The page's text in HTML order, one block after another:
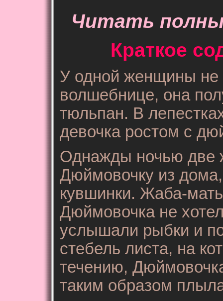
Читать
Краткое
У одной женщины
волшебнице, она
тюльпан. В
девочка ростом с
Однажды ночью две
Дюймовочку из
кувшинки. Жаба-
Дюймовочка не
услышали рыбки и
стебель листа, на
течению,
таким образом